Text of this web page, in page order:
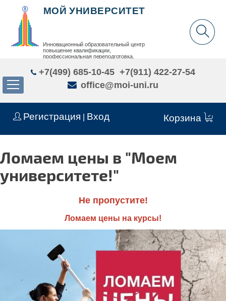
Регистрация Вход Корзина
МОЙ УНИВЕРСИТЕТ
Инновационный образовательный центр
повышение квалификации,
профессиональная переподготовка,
+7(499) 685-10-45 +7(911) 422-27-54
office@moi-uni.ru
Ломаем цены в "Моем
университете!"
Не пропустите!
Ломаем цены на курсы!